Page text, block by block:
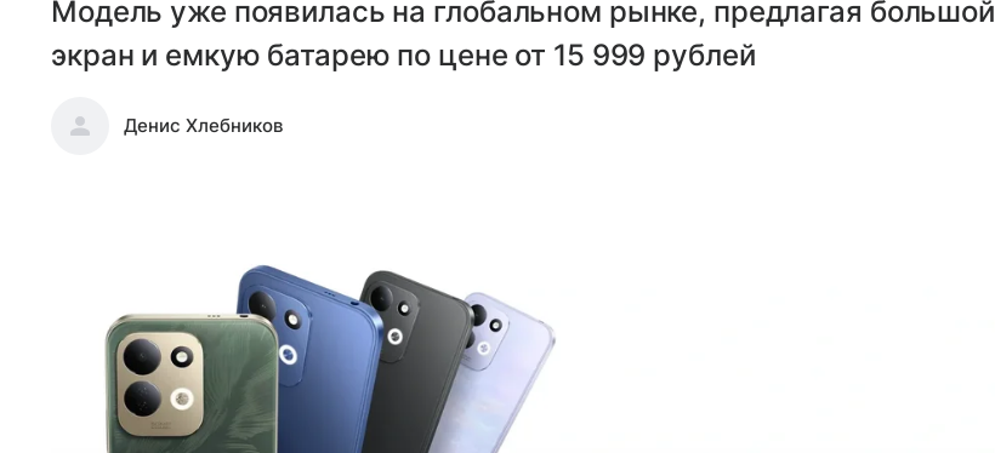
Модель уже появилась на глобальном рынке, предлагая большой
экран и емкую батарею по цене от 15 999 рублей
Денис Хлебников